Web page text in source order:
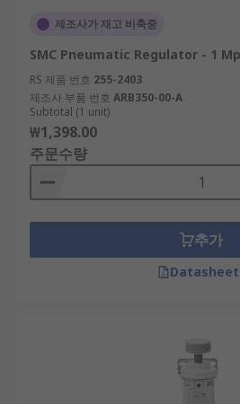
제조사가 재고 비축중
SMC Pneumatic Regulator - 1
RS 제품 번호 255-2403
제조사 부품 번호 ARB350-00-A
Subtotal (1 unit)
₩1,398.00
주문수량
추가